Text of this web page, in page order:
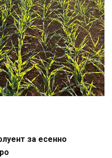
за есенно